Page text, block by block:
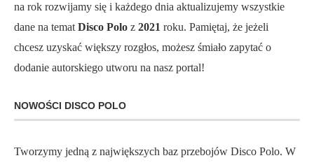
na rok rozwijamy się i każdego dnia aktualizujemy wszystkie
dane na temat Disco Polo z 2021 roku. Pamiętaj, że jeżeli
chcesz uzyskać większy rozgłos, możesz śmiało zapytać o
dodanie autorskiego utworu na nasz portal!
NOWOŚCI DISCO POLO
Tworzymy jedną z największych baz przebojów Disco Polo. W